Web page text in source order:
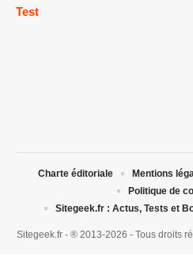
Test
Sitegeek.fr - ® 2013-2026 - Tous droits
Charte éditoriale Mentions
Politique de
Sitegeek.fr : Actus, Tests et